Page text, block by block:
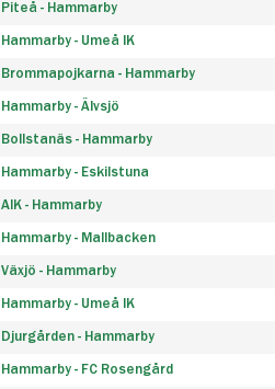
Piteå - Hammarby
Hammarby - Umeå IK
Brommapojkarna - Hammarby
Hammarby - Älvsjö
Bollstanäs - Hammarby
Hammarby - Eskilstuna
AIK - Hammarby
Hammarby - Mallbacken
Växjö - Hammarby
Hammarby - Umeå IK
Djurgården - Hammarby
Hammarby - FC Rosengård